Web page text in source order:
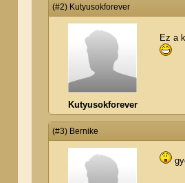
(#2) Kutyusokforever
Kutyusokforever
Ez a
(#3) Bernike